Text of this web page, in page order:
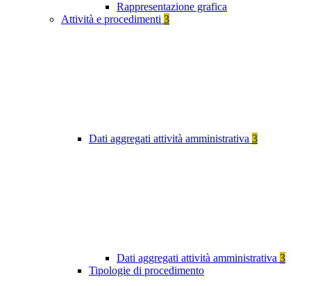
Rappresentazione grafica
Attività e procedimenti 3
Dati aggregati attività amministrativa 3
Dati aggregati attività amministrativa 3
Tipologie di procedimento